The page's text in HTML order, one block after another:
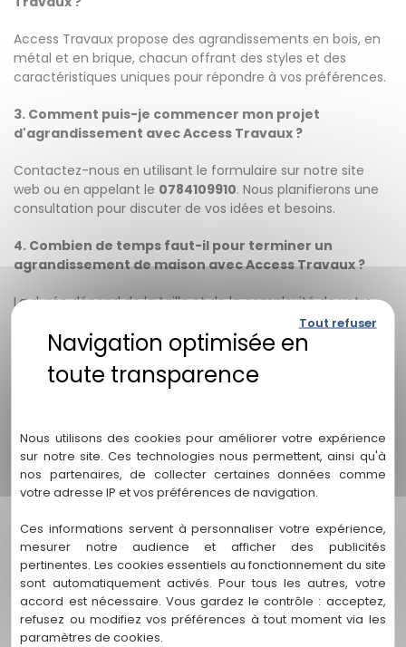
Access Travaux propose des agrandissements en bois, en
métal et en brique, chacun offrant des styles et des
caractéristiques uniques pour répondre à vos préférences.
3. Comment puis-je commencer mon projet
d'agrandissement avec Access Travaux ?
Contactez-nous en utilisant le formulaire sur notre site
web ou en appelant le 0784109910. Nous planifierons une
consultation pour discuter de vos idées et besoins.
4. Combien de temps faut-il pour terminer un
agrandissement de maison avec Access Travaux ?
La durée dépend de la taille et de la complexité de votre
projet, mais nous nous engageons à respecter des délais
raisonnables tout en garantissant un travail de qualité.
5. Puis-je intégrer des éléments de rénovation
Absolument. Access Travaux propose des solutions de
rénovation énergétique pour améliorer l'efficacité
énergétique de votre maison pendant l'agrandissement.
agrandissement de maison à Vienne ?
Access Travaux offre une expertise inégalée, une
personnalisation totale, une gestion simplifiée du projet,
des délais garantis, et une approche écologique pour
chaque projet d'agrandissement.
Nous utilisons des cookies pour améliorer votre expérience
sur notre site. Ces technologies nous permettent, ainsi qu'à
nos partenaires, de collecter certaines données comme
votre adresse IP et vos préférences de navigation.
Ces informations servent à personnaliser votre expérience,
mesurer notre audience et afficher des publicités
pertinentes. Les cookies essentiels au fonctionnement du site
sont automatiquement activés. Pour tous les autres, votre
accord est nécessaire. Vous gardez le contrôle : acceptez,
refusez ou modifiez vos préférences à tout moment via les
paramètres de cookies.
Tout refuser